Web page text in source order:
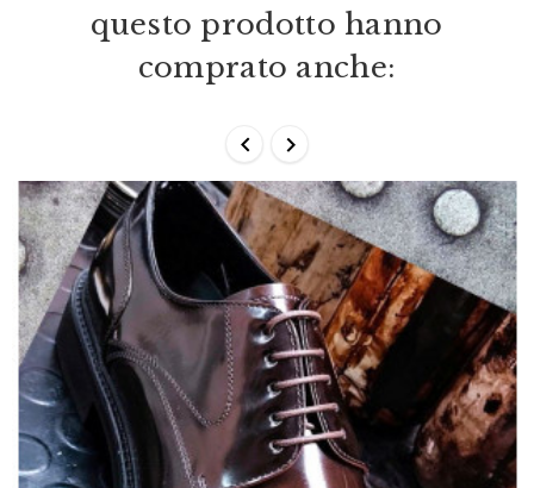
questo prodotto hanno
comprato anche:
 